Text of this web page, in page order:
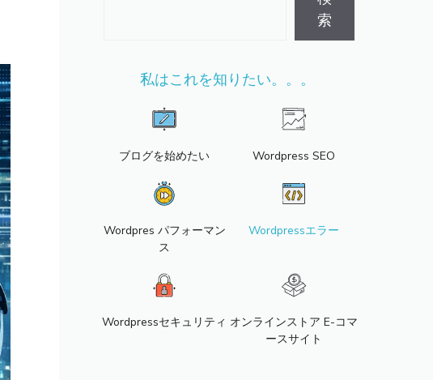
索
私はこれを知りたい。。。
ブログを始めたい Wordpress SEO
Wordpres パフォーマン
ス
Wordpressエラー
Wordpressセキュリティ オンラインストア E-コマ
ースサイト